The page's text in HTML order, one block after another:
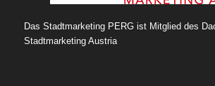
Das Stadtmarketing PERG ist Mitglied des
Stadtmarketing Austria